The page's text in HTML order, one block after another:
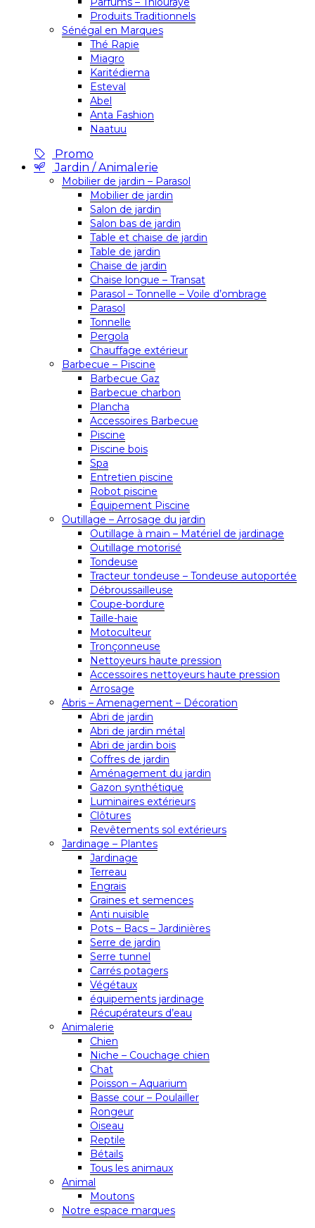
Produits Traditionnels
Sénégal en Marques
Thé Rapie
Miagro
Karitédiema
Esteval
Abel
Anta Fashion
Naatuu
Promo
Jardin / Animalerie
Mobilier de jardin – Parasol
Mobilier de jardin
Salon de jardin
Salon bas de jardin
Table et chaise de jardin
Table de jardin
Chaise de jardin
Chaise longue – Transat
Parasol – Tonnelle – Voile d’ombrage
Parasol
Tonnelle
Pergola
Chauffage extérieur
Barbecue – Piscine
Barbecue Gaz
Barbecue charbon
Plancha
Accessoires Barbecue
Piscine
Piscine bois
Spa
Entretien piscine
Robot piscine
Équipement Piscine
Outillage – Arrosage du jardin
Outillage à main – Matériel de jardinage
Outillage motorisé
Tondeuse
Tracteur tondeuse – Tondeuse autoportée
Débroussailleuse
Coupe-bordure
Taille-haie
Motoculteur
Tronçonneuse
Nettoyeurs haute pression
Accessoires nettoyeurs haute pression
Arrosage
Abris – Amenagement – Décoration
Abri de jardin
Abri de jardin métal
Abri de jardin bois
Coffres de jardin
Aménagement du jardin
Gazon synthétique
Luminaires extérieurs
Clôtures
Revêtements sol extérieurs
Jardinage – Plantes
Jardinage
Terreau
Engrais
Graines et semences
Anti nuisible
Pots – Bacs – Jardinières
Serre de jardin
Serre tunnel
Carrés potagers
Végétaux
équipements jardinage
Récupérateurs d’eau
Animalerie
Chien
Niche – Couchage chien
Chat
Poisson – Aquarium
Basse cour – Poulailler
Rongeur
Oiseau
Reptile
Bétails
Tous les animaux
Animal
Moutons
Notre espace marques